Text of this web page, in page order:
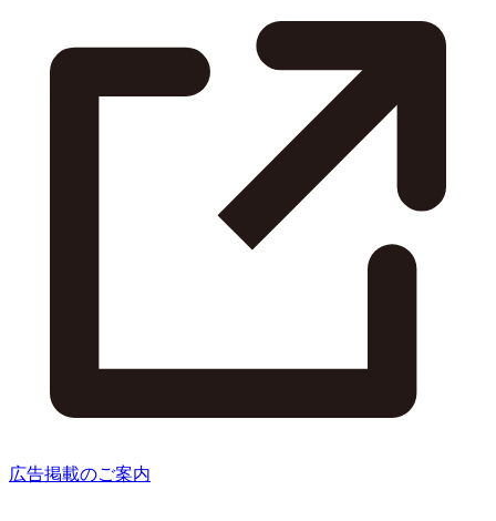
広告掲載のご案内